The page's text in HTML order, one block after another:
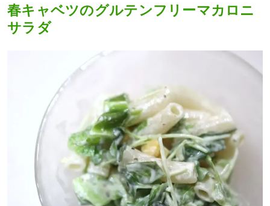
春キャベツのグルテンフリーマカロニ
サラダ